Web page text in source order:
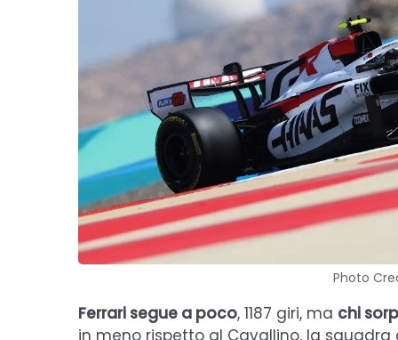
Photo
Ferrari segue a poco, 1187 giri, ma chi
in meno rispetto al Cavallino, la